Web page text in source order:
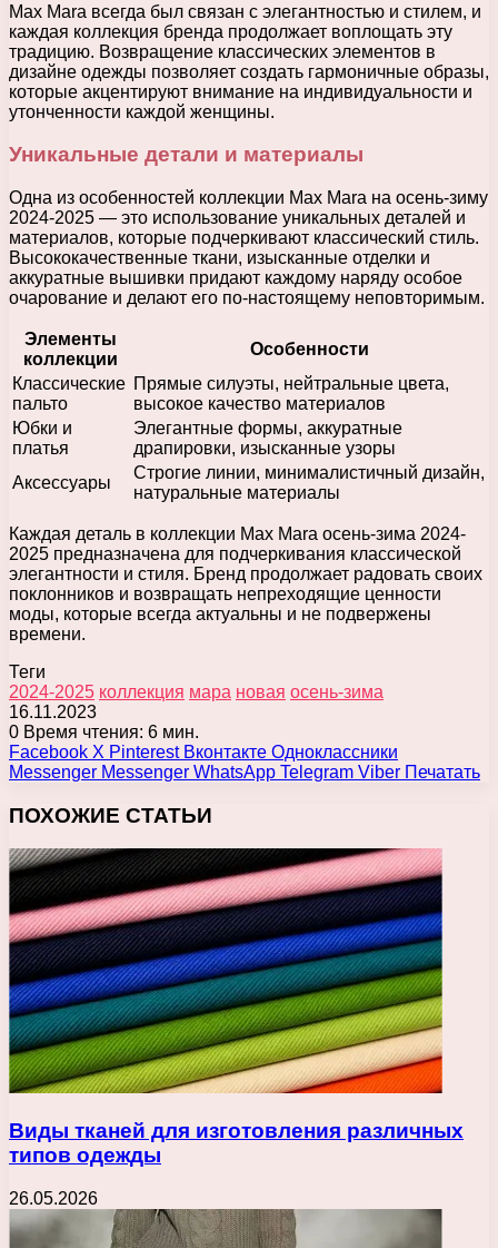
Max Mara всегда был связан с элегантностью и стилем, и
каждая коллекция бренда продолжает воплощать эту
традицию. Возвращение классических элементов в
дизайне одежды позволяет создать гармоничные образы,
которые акцентируют внимание на индивидуальности и
утонченности каждой женщины.
Уникальные детали и материалы
Одна из особенностей коллекции Max Mara на осень-зиму
2024-2025 — это использование уникальных деталей и
материалов, которые подчеркивают классический стиль.
Высококачественные ткани, изысканные отделки и
аккуратные вышивки придают каждому наряду особое
очарование и делают его по-настоящему неповторимым.
Элементы
коллекции
Особенности
Классические
пальто
Прямые силуэты, нейтральные цвета,
высокое качество материалов
Юбки и
платья
Элегантные формы, аккуратные
драпировки, изысканные узоры
Аксессуары
Строгие линии, минималистичный дизайн,
натуральные материалы
Каждая деталь в коллекции Max Mara осень-зима 2024-
2025 предназначена для подчеркивания классической
элегантности и стиля. Бренд продолжает радовать своих
поклонников и возвращать непреходящие ценности
моды, которые всегда актуальны и не подвержены
времени.
Теги
2024-2025 коллекция мара новая осень-зима
16.11.2023
0 Время чтения: 6 мин.
Facebook X Pinterest Вконтакте Одноклассники
Messenger Messenger WhatsApp Telegram Viber Печатать
ПОХОЖИЕ СТАТЬИ
Виды тканей для изготовления различных
типов одежды
26.05.2026